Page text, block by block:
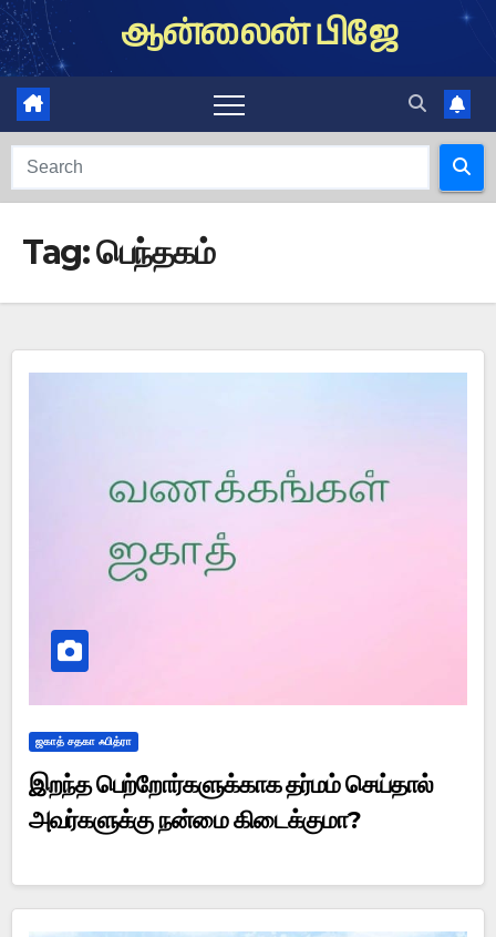
Skip
to
content
ஆன்லைன் பிஜே
Tag:பெந்தகம்
ஜகாத் சதகா ஃபித்ரா
இறந்த பெற்றோர்களுக்காக தர்மம் செய்தால்
அவர்களுக்கு நன்மை கிடைக்குமா?